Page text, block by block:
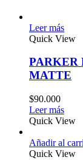
Leer más
Quick View
PARKER
MATTE
$90.000
Leer más
Quick View
Añadir al
Quick View